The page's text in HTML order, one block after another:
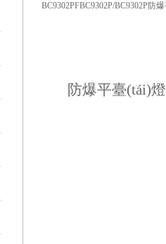
BC9302PFBC9302P/BC9302P防